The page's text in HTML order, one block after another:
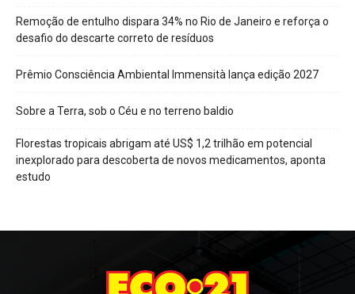
Remoção de entulho dispara 34% no Rio de Janeiro e reforça o
desafio do descarte correto de resíduos
Prêmio Consciência Ambiental Immensità lança edição 2027
Sobre a Terra, sob o Céu e no terreno baldio
Florestas tropicais abrigam até US$ 1,2 trilhão em potencial
inexplorado para descoberta de novos medicamentos, aponta
estudo